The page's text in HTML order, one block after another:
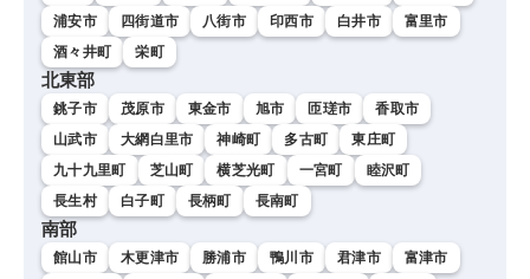
浦安市 四街道市 八街市 印西市 白井市
富里市
酒々井町
栄町
北東部
銚子市 茂原市 東金市 旭市 匝瑳市
香取市
山武市
大網白里市 神崎町 多古町
東庄町
九十九里町
芝山町 横芝光町 一宮町
睦沢町
長生村
白子町 長柄町 長南町
南部
館山市 木更津市 勝浦市 鴨川市 君津市
富津市